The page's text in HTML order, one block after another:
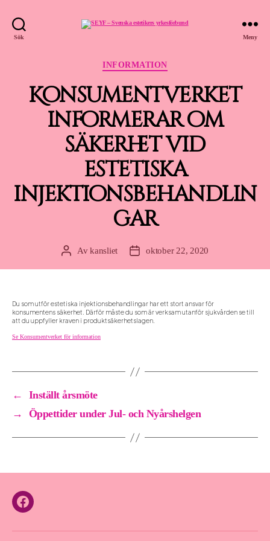
Sök
yrkesförbund
Meny
INFORMATION
Konsumentverket
informerar om
säkerhet vid
estetiska
injektionsbehandlin
gar
Inläggsförfattare
Avkansliet Inläggsdatum
oktober 22, 2020
Du som utför estetiska injektionsbehandlingar har ett stort ansvar för
konsumentens säkerhet. Därför måste du som är verksam utanför sjukvården se till
att du uppfyller kraven i produktsäkerhetslagen.
Se Konsumentverket för information
←
Inställt årsmöte
→
Öppettider under Jul- och Nyårshelgen
Facebook